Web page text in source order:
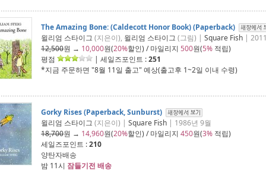
The Amazing Bone: (Caldecott Honor Book) (Paperback)
윌리엄 스타이그 (지은이), 윌리엄 스타이그 (그림) | Square Fish |
12,500원 → 10,000원(20%할인) / 마일리지 500원(5% 적립)
평점
| 세일즈포인트 :251
*지금 주문하면 "8월 11일 출고" 예상(출고후 1~2일 이내 수령)
Gorky Rises (Paperback, Sunburst)
윌리엄 스타이그 (지은이) | Square Fish | 1986년 9월
18,700원 → 14,960원(20%할인) / 마일리지 450원(3% 적립)
세일즈포인트 :210
양탄자배송
밤 11시 잠들기전 배송